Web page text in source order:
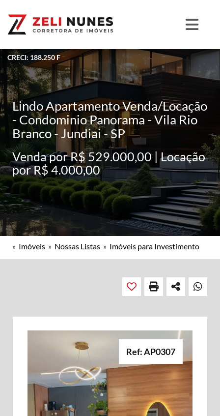
CRECI: 188.250 F
Lindo Apartamento Venda/Locação
- Condominio Panorama - Vila Rio
Branco - Jundiai - SP
Venda por R$ 529.000,00 | Locação
por R$ 4.000,00
» Imóveis » Nossas Listas » Imóveis para Investimento
Ref: AP0307